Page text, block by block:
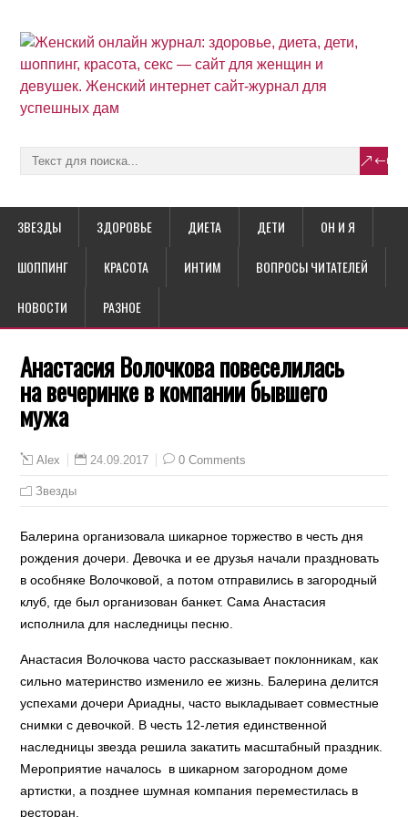
ЗВЕЗДЫ ЗДОРОВЬЕ ДИЕТА ДЕТИ ОН И Я
ШОППИНГ КРАСОТА ИНТИМ ВОПРОСЫ ЧИТАТЕЛЕЙ
НОВОСТИ РАЗНОЕ
Анастасия Волочкова повеселилась
на вечеринке в компании бывшего
мужа
Alex 24.09.2017 0 Comments
Звезды
Балерина организовала шикарное торжество в честь дня
рождения дочери. Девочка и ее друзья начали праздновать
в особняке Волочковой, а потом отправились в загородный
клуб, где был организован банкет. Сама Анастасия
исполнила для наследницы песню.
Анастасия Волочкова часто рассказывает поклонникам, как
сильно материнство изменило ее жизнь. Балерина делится
успехами дочери Ариадны, часто выкладывает совместные
снимки с девочкой. В честь 12-летия единственной
наследницы звезда решила закатить масштабный праздник.
Мероприятие началось в шикарном загородном доме
артистки, а позднее шумная компания переместилась в
ресторан.